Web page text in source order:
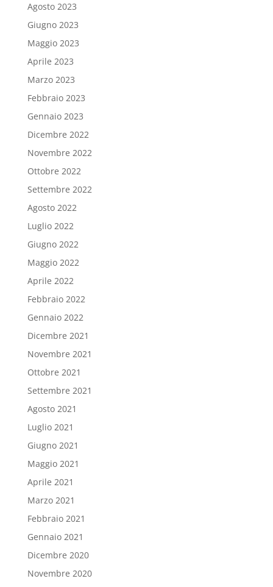
Agosto 2023
Giugno 2023
Maggio 2023
Aprile 2023
Marzo 2023
Febbraio 2023
Gennaio 2023
Dicembre 2022
Novembre 2022
Ottobre 2022
Settembre 2022
Agosto 2022
Luglio 2022
Giugno 2022
Maggio 2022
Aprile 2022
Febbraio 2022
Gennaio 2022
Dicembre 2021
Novembre 2021
Ottobre 2021
Settembre 2021
Agosto 2021
Luglio 2021
Giugno 2021
Maggio 2021
Aprile 2021
Marzo 2021
Febbraio 2021
Gennaio 2021
Dicembre 2020
Novembre 2020